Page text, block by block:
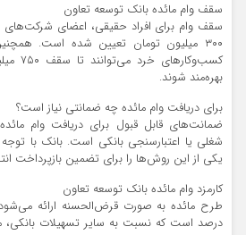
سقف وام مائده بانک توسعه تعاون
سقف وام برای افراد حقیقی، اعضای شرکت‌های
۳۰۰ میلیون تومان تعیین شده است.
بهره‌مند شوند.
برای دریافت وام مائده چه ضمانتی نیاز است؟
ضمانت‌های قابل قبول برای دریافت وام
شغلی یا اعتبارسنجی بانکی است. بانک با
یکی از این روش‌ها را برای تضمین بازپرداخت
کارمزد وام مائده بانک توسعه تعاون
درصد است که نسبت به سایر تسهیلات بانکی،